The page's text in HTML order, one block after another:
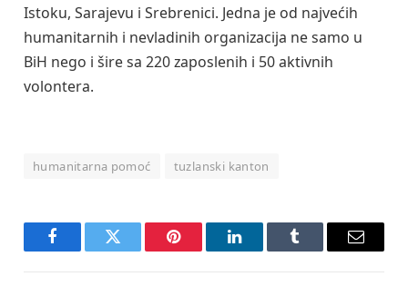
Istoku, Sarajevu i Srebrenici. Jedna je od najvećih
humanitarnih i nevladinih organizacija ne samo u
BiH nego i šire sa 220 zaposlenih i 50 aktivnih
volontera.
humanitarna pomoć tuzlanski kanton
FacebookTwitter Pinterest LinkedInTumblr Email